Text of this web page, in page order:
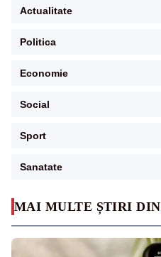
MAI MULTE ȘTIRI DIN
Actualitate
Politica
Economie
Social
Sport
Sanatate